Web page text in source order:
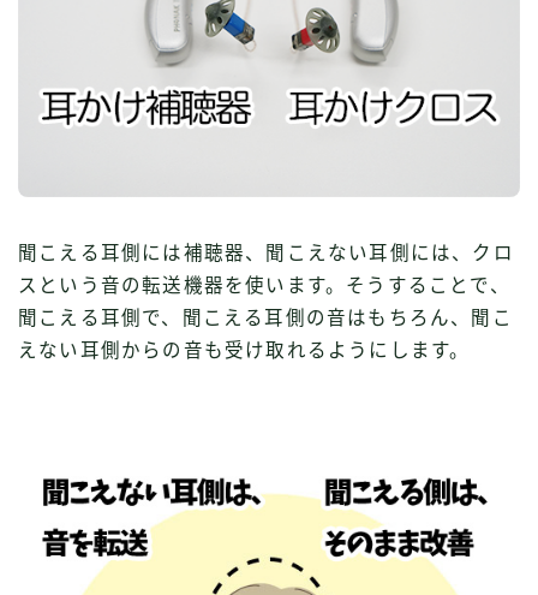
聞こえる耳側には補聴器、聞こえない耳側には、クロ
スという音の転送機器を使います。そうすることで、
聞こえる耳側で、聞こえる耳側の音はもちろん、聞こ
えない耳側からの音も受け取れるようにします。